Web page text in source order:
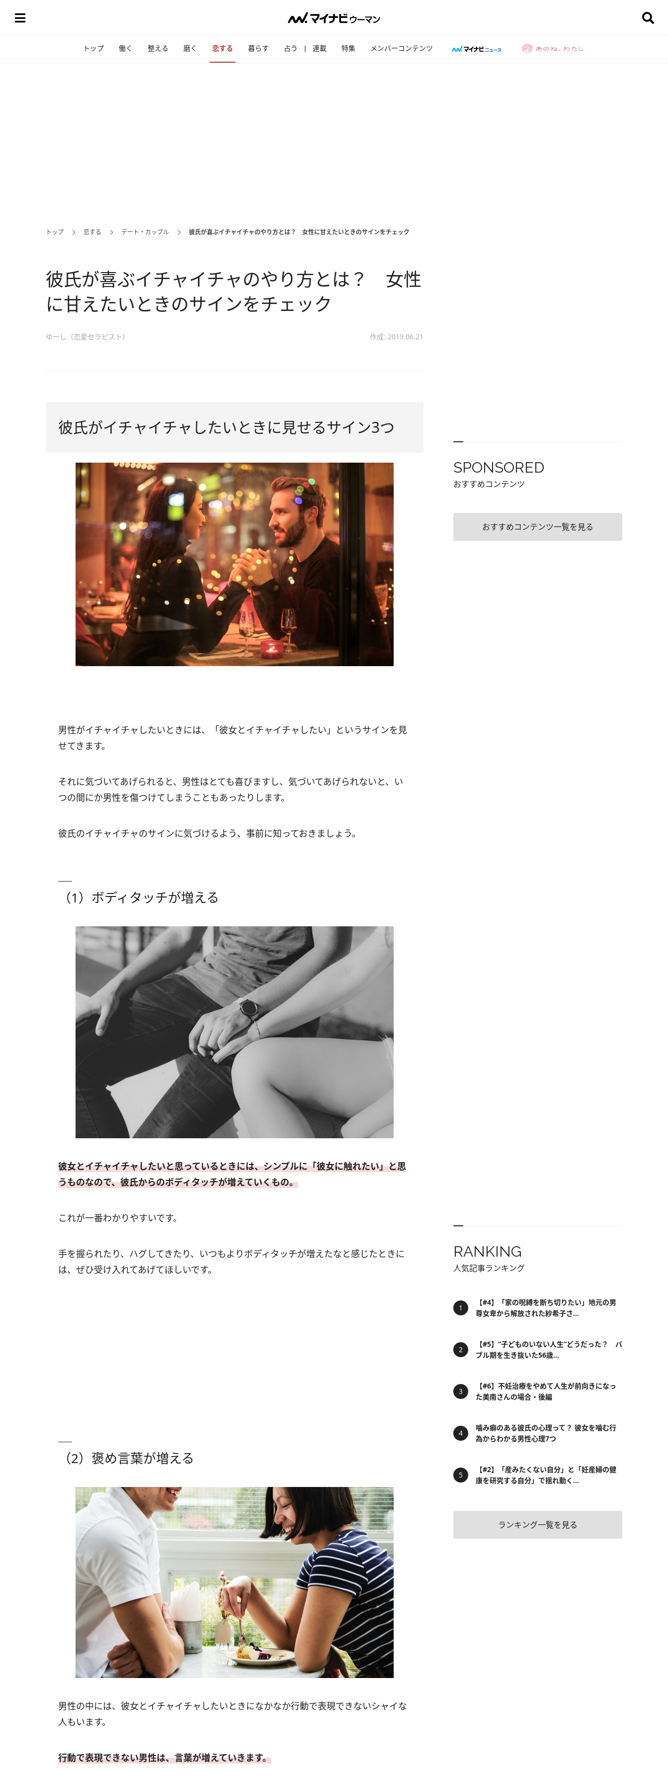
トップ 働く 整える 磨く 恋する 暮らす 占う 連載 特集 メンバーコンテンツ
トップ 恋する デート・カップル 彼氏が喜ぶイチャイチャのやり方とは？ 女性に甘えたいときのサインをチェック
彼氏が喜ぶイチャイチャのやり方とは？ 女性
に甘えたいときのサインをチェック
ゆーし（恋愛セラピスト） 作成: 2019.06.21
彼氏がイチャイチャしたいときに見せるサイン3つ
男性がイチャイチャしたいときには、「彼女とイチャイチャしたい」というサインを見
せてきます。
それに気づいてあげられると、男性はとても喜びますし、気づいてあげられないと、い
つの間にか男性を傷つけてしまうこともあったりします。
彼氏のイチャイチャのサインに気づけるよう、事前に知っておきましょう。
（1）ボディタッチが増える
彼女とイチャイチャしたいと思っているときには、シンプルに「彼女に触れたい」と思
うものなので、彼氏からのボディタッチが増えていくもの。
これが一番わかりやすいです。
手を握られたり、ハグしてきたり、いつもよりボディタッチが増えたなと感じたときに
は、ぜひ受け入れてあげてほしいです。
（2）褒め言葉が増える
男性の中には、彼女とイチャイチャしたいときになかなか行動で表現できないシャイな
人もいます。
行動で表現できない男性は、言葉が増えていきます。
SPONSORED
おすすめコンテンツ
おすすめコンテンツ一覧を見る
RANKING
人気記事ランキング
【#4】「家の呪縛を断ち切りたい」地元の男
尊女卑から解放された紗希子さ...
【#5】“子どものいない人生”どうだった？ バ
ブル期を生き抜いた56歳...
【#6】不妊治療をやめて人生が前向きになっ
た美南さんの場合・後編
噛み癖のある彼氏の心理って？ 彼女を噛む行
為からわかる男性心理7つ
【#2】「産みたくない自分」と「妊産婦の健
康を研究する自分」で揺れ動く...
ランキング一覧を見る